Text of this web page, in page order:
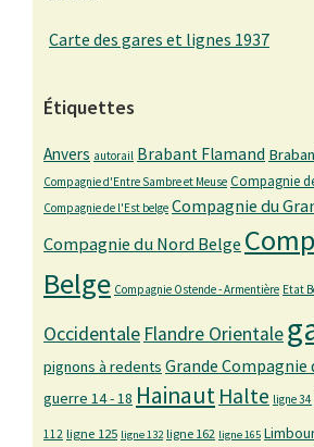
Carte des gares et lignes 1937
Étiquettes
Anvers autorail Brabant Flamand
Compagnie d'Entre Sambre et Meuse Compagnie
Compagnie de l'Est belge Compagnie du
Compagnie du Nord Belge
Belge Compagnie Ostende - Armentière Etat
Occidentale Flandre Orientale
pignons à redents Grande Compagnie
guerre 14 - 18 Hainaut Halte ligne 34
112 ligne 125 ligne 132 ligne 162 ligne 165